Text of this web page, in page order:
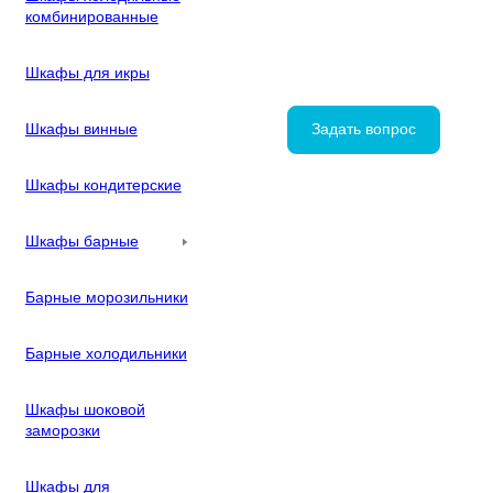
комбинированные
Шкафы для икры
Шкафы винные
Шкафы кондитерские
Шкафы барные
Барные морозильники
Барные холодильники
Шкафы шоковой
заморозки
Шкафы для
Задать вопрос